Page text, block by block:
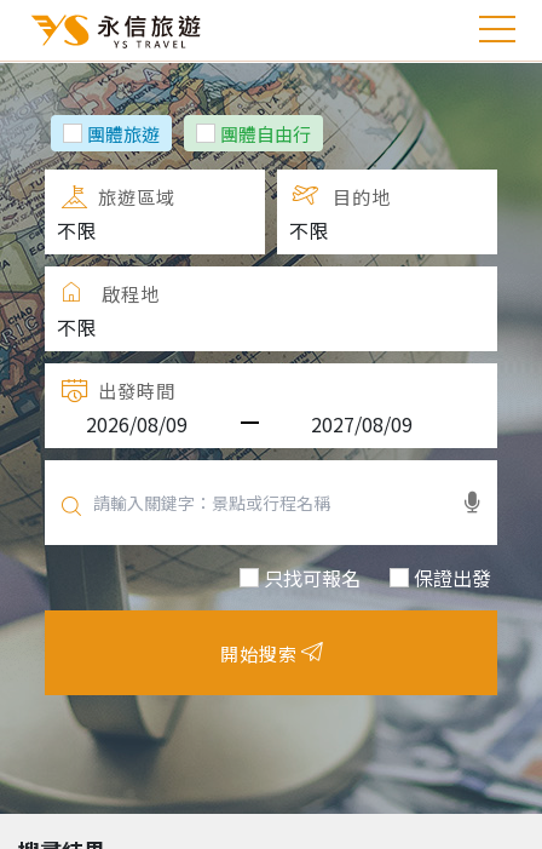
團體旅遊 團體自由行
旅遊區域 目的地
啟程地
出發時間
只找可報名 保證出發
開始搜索